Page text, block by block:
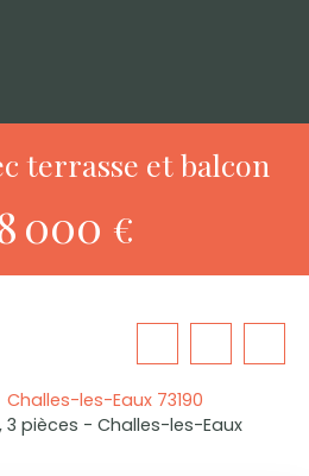
terrasse et balcon
000 €
Challes-les-Eaux 73190
pièces - Challes-les-Eaux